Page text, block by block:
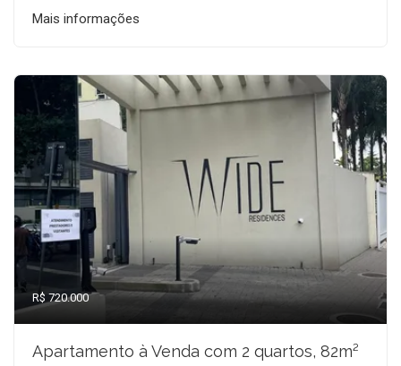
Mais informações
R$ 720.000
Apartamento à Venda com 2 quartos, 82m²